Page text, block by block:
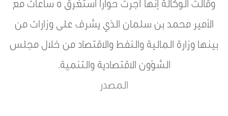
وقالت الوكالة إنها أجرت حوارًا استغرق 5 ساعات مع
الأمير محمد بن سلمان الذي يشرف على وزارات من
بينها وزارة المالية والنفط والاقتصاد من خلال مجلس
الشؤون الاقتصادية والتنمية.
المصدر